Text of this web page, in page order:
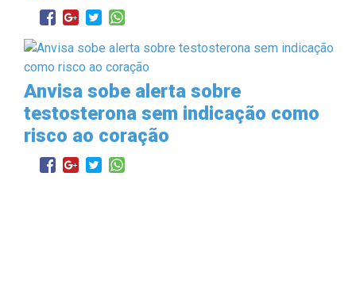
Anvisa sobe alerta sobre
testosterona sem indicação como
risco ao coração